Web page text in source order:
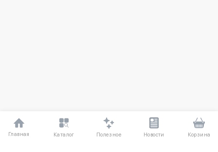
Главная Каталог Полезное Новости Корзина